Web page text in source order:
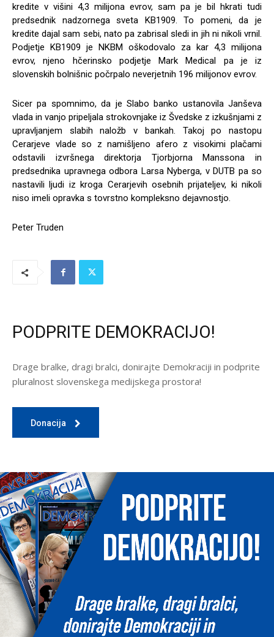
kredite v višini 4,3 milijona evrov, sam pa je bil hkrati tudi
predsednik nadzornega sveta KB1909. To pomeni, da je
kredite dajal sam sebi, nato pa zabrisal sledi in jih ni nikoli vrnil.
Podjetje KB1909 je NKBM oškodovalo za kar 4,3 milijona
evrov, njeno hčerinsko podjetje Mark Medical pa je iz
slovenskih bolnišnic počrpalo neverjetnih 196 milijonov evrov.
Sicer pa spomnimo, da je Slabo banko ustanovila Janševa
vlada in vanjo pripeljala strokovnjake iz Švedske z izkušnjami z
upravljanjem slabih naložb v bankah. Takoj po nastopu
Cerarjeve vlade so z namišljeno afero z visokimi plačami
odstavili izvršnega direktorja Tjorbjorna Manssona in
predsednika upravnega odbora Larsa Nyberga, v DUTB pa so
nastavili ljudi iz kroga Cerarjevih osebnih prijateljev, ki nikoli
niso imeli opravka s tovrstno kompleksno dejavnostjo.
Peter Truden
PODPRITE DEMOKRACIJO!
Drage bralke, dragi bralci, donirajte Demokraciji in podprite
pluralnost slovenskega medijskega prostora!
Donacija